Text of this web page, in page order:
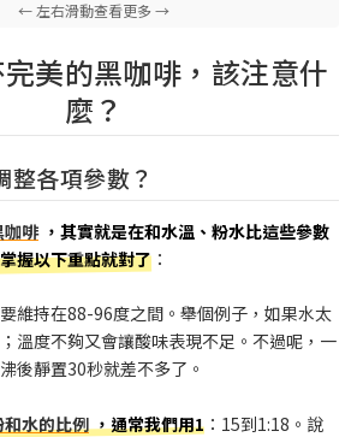
美的黑咖啡，該注意什
麼？
整各項參數？
咖啡 ，其實就是在和水溫、粉水比這些參數
握以下重點就對了 ：
維持在88-96度之間。舉個例子，如果水太
溫度不夠又會讓酸味表現不足。不過呢，一
後靜置30秒就差不多了。
水的比例 ，通常我們用1 ：15到1:18。說